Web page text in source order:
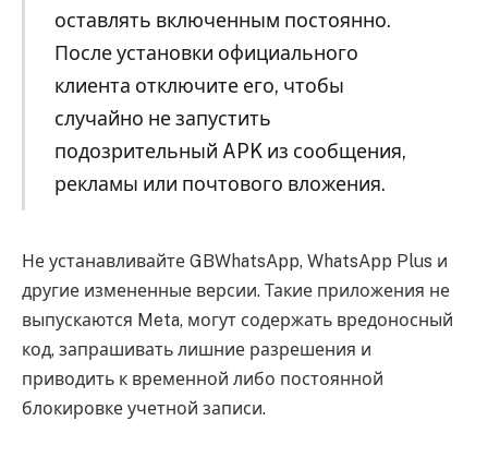
оставлять включенным постоянно.
После установки официального
клиента отключите его, чтобы
случайно не запустить
подозрительный APK из сообщения,
рекламы или почтового вложения.
Не устанавливайте GBWhatsApp, WhatsApp Plus и
другие измененные версии. Такие приложения не
выпускаются Meta, могут содержать вредоносный
код, запрашивать лишние разрешения и
приводить к временной либо постоянной
блокировке учетной записи.